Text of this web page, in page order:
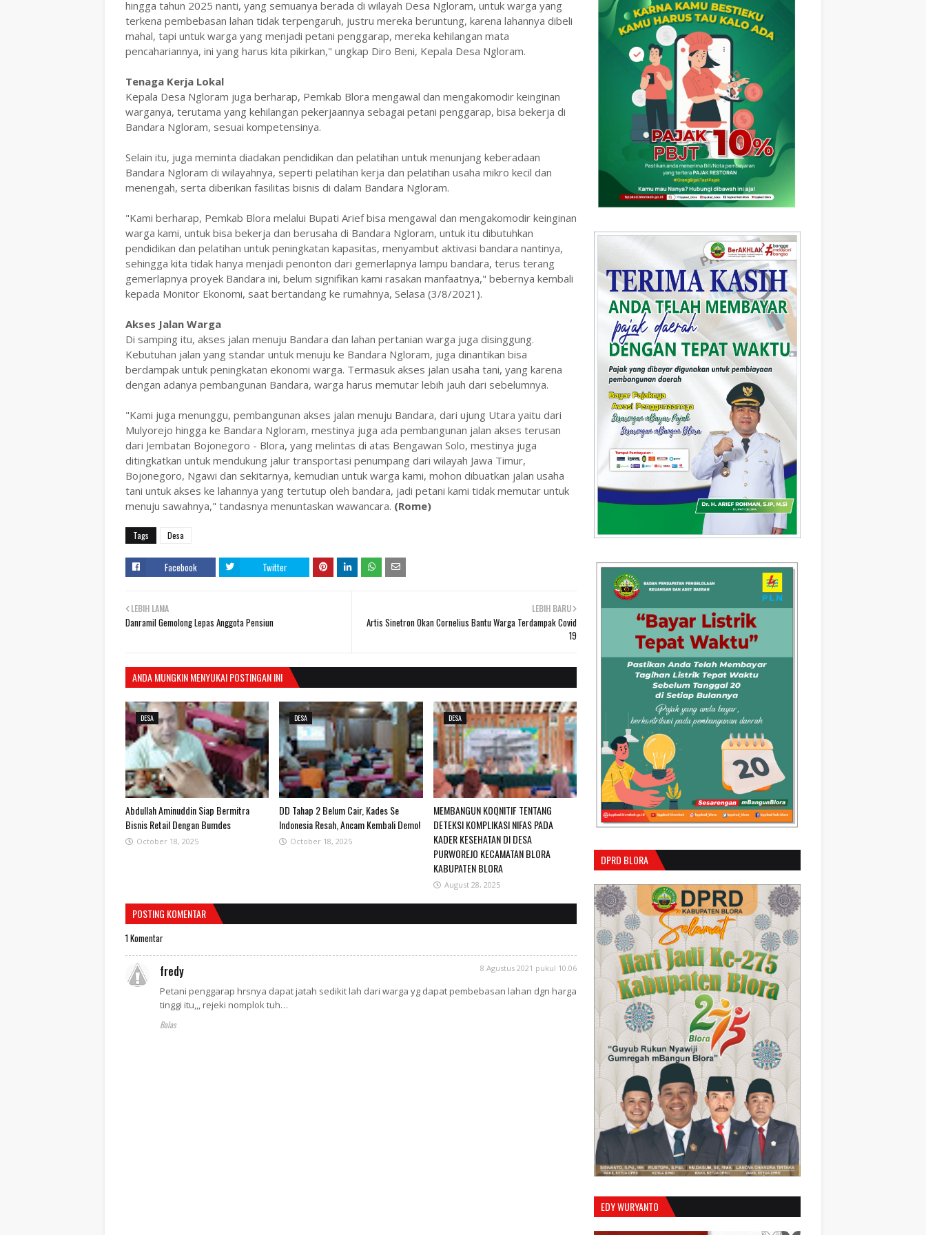
hingga tahun 2025 nanti, yang semuanya berada di wilayah Desa Ngloram, untuk warga yang
terkena pembebasan lahan tidak terpengaruh, justru mereka beruntung, karena lahannya dibeli
mahal, tapi untuk warga yang menjadi petani penggarap, mereka kehilangan mata
pencahariannya, ini yang harus kita pikirkan," ungkap Diro Beni, Kepala Desa Ngloram.
Tenaga Kerja Lokal
Kepala Desa Ngloram juga berharap, Pemkab Blora mengawal dan mengakomodir keinginan
warganya, terutama yang kehilangan pekerjaannya sebagai petani penggarap, bisa bekerja di
Bandara Ngloram, sesuai kompetensinya.
Selain itu, juga meminta diadakan pendidikan dan pelatihan untuk menunjang keberadaan
Bandara Ngloram di wilayahnya, seperti pelatihan kerja dan pelatihan usaha mikro kecil dan
menengah, serta diberikan fasilitas bisnis di dalam Bandara Ngloram.
"Kami berharap, Pemkab Blora melalui Bupati Arief bisa mengawal dan mengakomodir keinginan
warga kami, untuk bisa bekerja dan berusaha di Bandara Ngloram, untuk itu dibutuhkan
pendidikan dan pelatihan untuk peningkatan kapasitas, menyambut aktivasi bandara nantinya,
sehingga kita tidak hanya menjadi penonton dari gemerlapnya lampu bandara, terus terang
gemerlapnya proyek Bandara ini, belum signifikan kami rasakan manfaatnya," bebernya kembali
kepada Monitor Ekonomi, saat bertandang ke rumahnya, Selasa (3/8/2021).
Akses Jalan Warga
Di samping itu, akses jalan menuju Bandara dan lahan pertanian warga juga disinggung.
Kebutuhan jalan yang standar untuk menuju ke Bandara Ngloram, juga dinantikan bisa
berdampak untuk peningkatan ekonomi warga. Termasuk akses jalan usaha tani, yang karena
dengan adanya pembangunan Bandara, warga harus memutar lebih jauh dari sebelumnya.
"Kami juga menunggu, pembangunan akses jalan menuju Bandara, dari ujung Utara yaitu dari
Mulyorejo hingga ke Bandara Ngloram, mestinya juga ada pembangunan jalan akses terusan
dari Jembatan Bojonegoro - Blora, yang melintas di atas Bengawan Solo, mestinya juga
ditingkatkan untuk mendukung jalur transportasi penumpang dari wilayah Jawa Timur,
Bojonegoro, Ngawi dan sekitarnya, kemudian untuk warga kami, mohon dibuatkan jalan usaha
tani untuk akses ke lahannya yang tertutup oleh bandara, jadi petani kami tidak memutar untuk
menuju sawahnya," tandasnya menuntaskan wawancara. (Rome)
Tags Desa
Facebook Twitter
LEBIH BARU
Artis Sinetron Okan Cornelius Bantu Warga Terdampak Covid
19
LEBIH LAMA
Danramil Gemolong Lepas Anggota Pensiun
ANDA MUNGKIN MENYUKAI POSTINGAN INI
DESA
Abdullah Aminuddin Siap Bermitra
Bisnis Retail Dengan Bumdes
October 18, 2025
DESA
DD Tahap 2 Belum Cair, Kades Se
Indonesia Resah, Ancam Kembali Demo!
October 18, 2025
DESA
MEMBANGUN KOQNITIF TENTANG
DETEKSI KOMPLIKASI NIFAS PADA
KADER KESEHATAN DI DESA
PURWOREJO KECAMATAN BLORA
KABUPATEN BLORA
August 28, 2025
POSTING KOMENTAR
1 Komentar
fredy 8 Agustus 2021 pukul 10.06
Petani penggarap hrsnya dapat jatah sedikit lah dari warga yg dapat pembebasan lahan dgn harga
tinggi itu,,, rejeki nomplok tuh…
Balas
DPRD BLORA
EDY WURYANTO